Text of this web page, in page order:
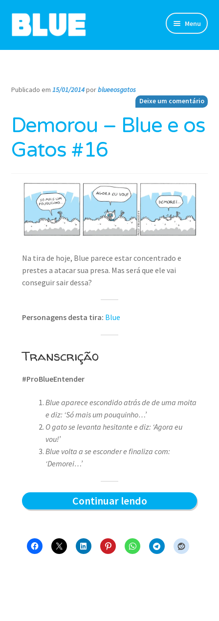
Pular
para
Pular
para
Menu
TIRINHAS
SOBRE
CLUBE DO BLUE
CONTATO
MINHA CONTA
CARRINHO
Search
for:
Publicado em 15/01/2014porblueeosgatos
Deixe um comentário
Demorou – Blue e os
Gatos #16
Na tira de hoje, Blue parece estar concentrado e
prestes a atacar sua presa. Mas será que ele vai
conseguir sair dessa?
Personagens desta tira: Blue
Transcrição
#ProBlueEntender
Blue aparece escondido atrás de de uma moita
e diz: ‘Só mais um pouquinho…’
O gato se levanta hesitante e diz: ‘Agora eu
vou!’
Blue volta a se esconder e finaliza com:
‘Demorei…’
Continuar lendoDemorou
e